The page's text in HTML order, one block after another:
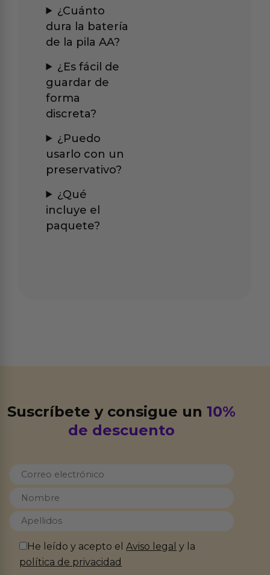
¿Cuánto
dura la batería
de la pila AA?
¿Es fácil de
guardar de
forma
discreta?
¿Puedo
usarlo con un
preservativo?
¿Qué
incluye el
paquete?
Suscríbete y consigue un10%
de descuento
He leído y acepto elAviso legal y la
política de privacidad